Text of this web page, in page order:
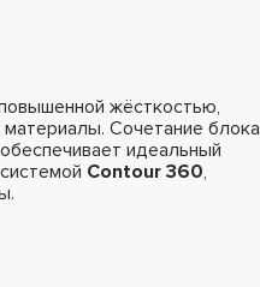
жёсткостью,
Сочетание блока
обеспечивает идеальный
Contour 360,